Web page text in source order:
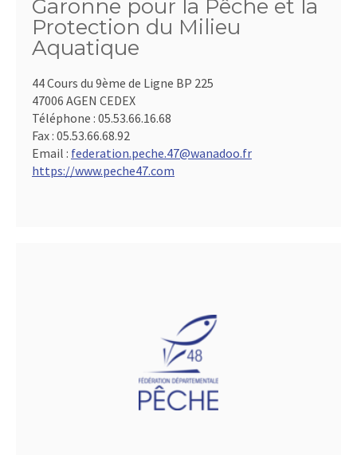
Garonne pour la Pêche et la
Protection du Milieu
Aquatique
44 Cours du 9ème de Ligne BP 225
47006 AGEN CEDEX
Téléphone : 05.53.66.16.68
Fax : 05.53.66.68.92
Email : federation.peche.47@wanadoo.fr
https://www.peche47.com